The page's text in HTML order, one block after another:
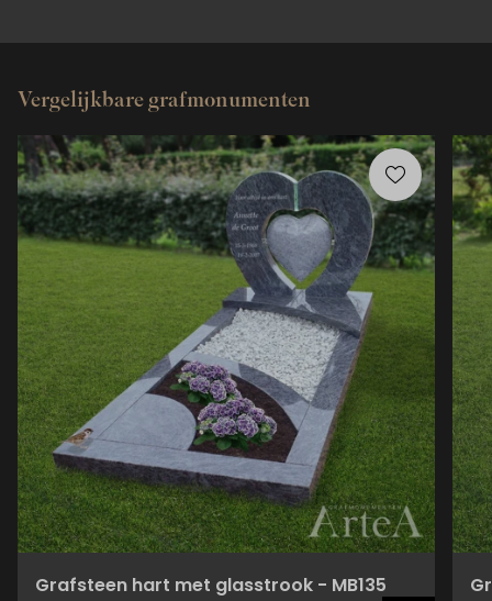
Vergelijkbare grafmonumenten
Grafsteen hart met glasstrook - MB135